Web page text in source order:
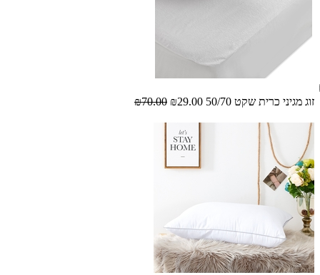
זוג מגיני כרית שקט 50/70 ₪29.00
₪70.00